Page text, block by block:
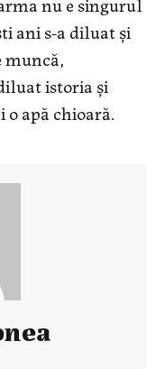
ani s-a diluat și
muncă,
istoria și
apă chioară.